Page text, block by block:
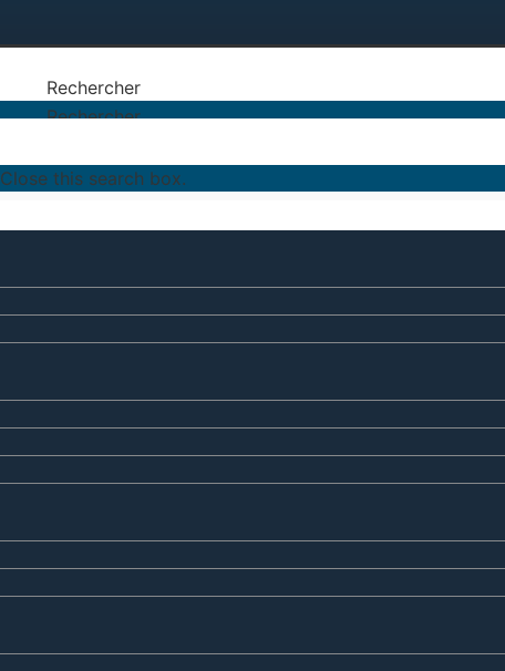
Rechercher
Rechercher
Close this search box.